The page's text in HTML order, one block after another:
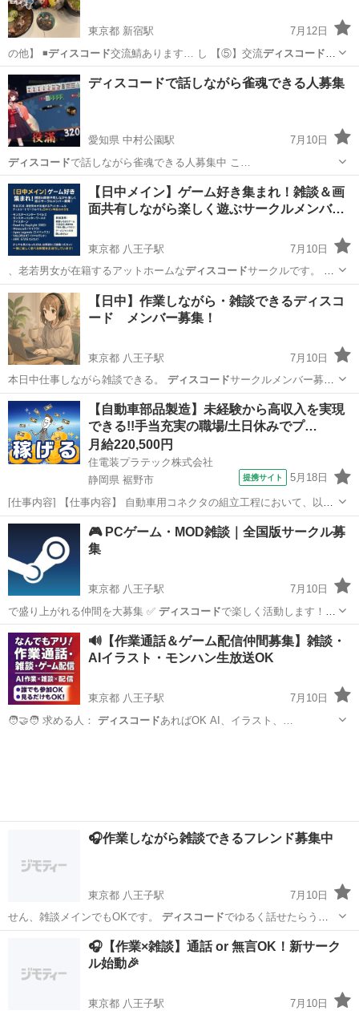
東京都 新宿駅
7月12日
の他】 ◾️ディスコード交流鯖あります… し 【⑤】交流ディスコード
参加するか …
東京 新宿区 カラオケ にじさんじ
ディスコードで話しながら雀魂できる人募集
愛知県 中村公園駅
7月10日
ディスコードで話しながら雀魂できる人募集中 こ…
愛知 名古屋市 中村公園駅 ゲーム/アプリ
【日中メイン】ゲーム好き集まれ！雑談＆画
面共有しながら楽しく遊ぶサークルメンバ…
東京都 八王子駅
7月10日
、老若男女が在籍するアットホームなディスコードサークルです。 日
中イン率高めの方…
東京 八王子市 八王子駅 ゲーム/アプリ ゲーム
【日中】作業しながら・雑談できるディスコ
ード メンバー募集！
東京都 八王子駅
7月10日
本日中仕事しながら雑談できる。 ディスコードサークルメンバー募
集 現在14名 …
東京 八王子市 八王子駅 ゲーム/アプリ ディスコード
【自動車部品製造】未経験から高収入を実現
できる!!手当充実の職場/土日休みでプ…
月給220,500円
住電装プラテック株式会社
静岡県 裾野市
提携サイト 5月18日
[仕事内容] 【仕事内容】 自動車用コネクタの組立工程において、以下
業務をお願いいたします。 ■生産設備の操作（射出成型機やプレス
機、組立機など） ■生産段取り ■箱替え ■材料供給及び補助作業 （業
務の変更の範囲） 会社...
静岡 裾野市
🎮 PCゲーム・MOD雑談｜全国版サークル募
集
東京都 八王子駅
7月10日
で盛り上がれる仲間を大募集 ✅ ディスコードで楽しく活動します！ ✅
全国のP…
東京 八王子市 八王子駅 ゲーム/アプリ ゲームサークル
🔊【作業通話＆ゲーム配信仲間募集】雑談・
AIイラスト・モンハン生放送OK
東京都 八王子駅
7月10日
🧑‍🤝‍🧑 求める人： ディスコード あればOK AI、イラスト、…
🎧作業しながら雑談できるフレンド募集中
東京都 八王子駅
7月10日
せん、雑談メインでもOKです。 ディスコードでゆるく話せたらうれ
しいです。 …八王子市 八王子駅 友達 フレンド
🎧【作業×雑談】通話 or 無言OK！新サーク
ル始動🎉
東京都 八王子駅 7月10日